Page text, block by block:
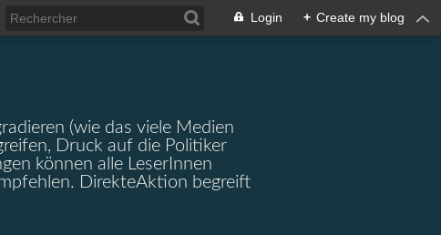
Login + Create my blog
(wie das viele Medien
Druck auf die Politiker
können alle LeserInnen
DirekteAktion begreift